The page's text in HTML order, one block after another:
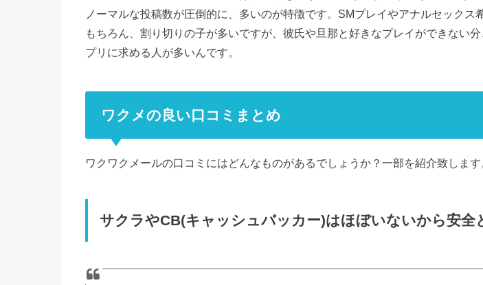
ノーマルな投稿数が圧倒的に、多いのが特徴です。SMプレイやアナルセックス
もちろん、割り切りの子が多いですが、彼氏や旦那と好きなプレイができない
プリに求める人が多いんです。
ワクメの良い口コミまとめ
ワクワクメールの口コミにはどんなものがあるでしょうか？一部を紹介致します
サクラやCB(キャッシュバッカー)はほぼいないから安全